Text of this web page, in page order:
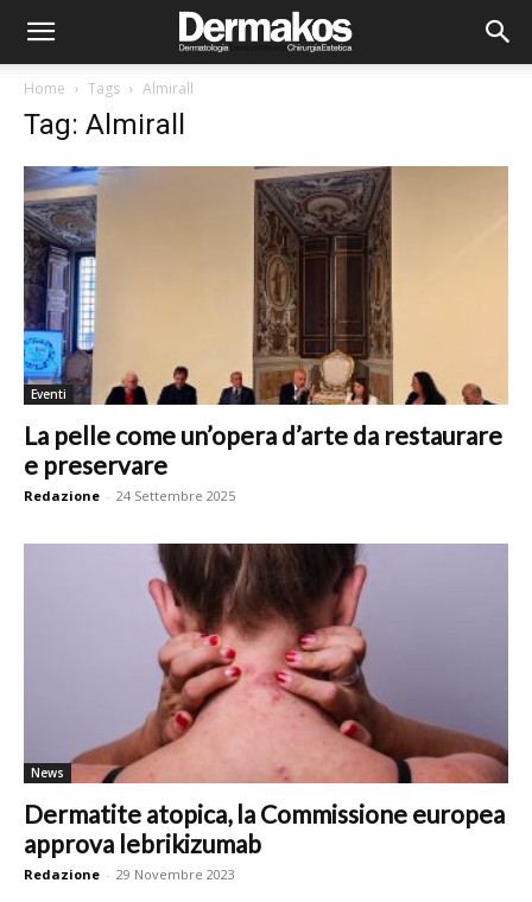
Home Tags Almirall
Tag: Almirall
Eventi
La pelle come un’opera d’arte da restaurare
e preservare
Redazione - 24 Settembre 2025
News
Dermatite atopica, la Commissione europea
approva lebrikizumab
Redazione - 29 Novembre 2023